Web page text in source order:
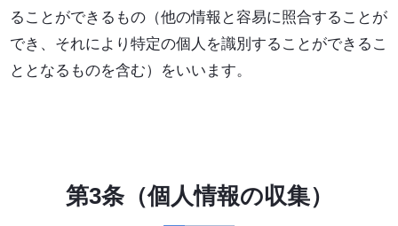
ることができるもの（他の情報と容易に照合することが
でき、それにより特定の個人を識別することができるこ
ととなるものを含む）をいいます。
第3条（個人情報の収集）